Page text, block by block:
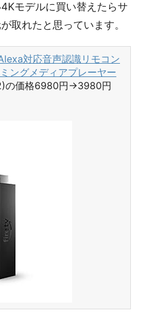
モデルに買い替えたらサ
取れたと思っています。
対応音声認識リモコン
ングメディアプレーヤー
の価格6980円→3980円